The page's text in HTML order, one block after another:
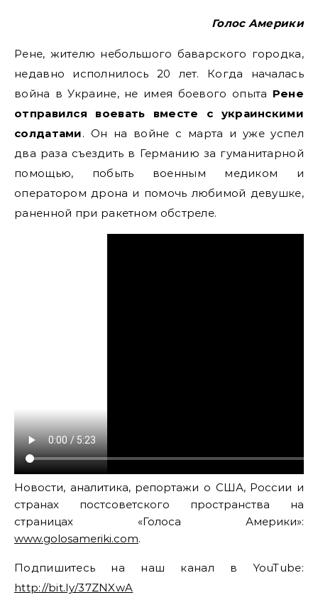
Голос Америки
Рене, жителю небольшого баварского городка,
недавно исполнилось 20 лет. Когда началась
война в Украине, не имея боевого опыта Рене
отправился воевать вместе с украинскими
солдатами. Он на войне с марта и уже успел
два раза съездить в Германию за гуманитарной
помощью, побыть военным медиком и
оператором дрона и помочь любимой девушке,
раненной при ракетном обстреле.
Новости, аналитика, репортажи о США, России и
странах постсоветского пространства на
страницах «Голоса Америки»:
www.golosameriki.com.
Подпишитесь на наш канал в YouTube:
http://bit.ly/37ZNXwA